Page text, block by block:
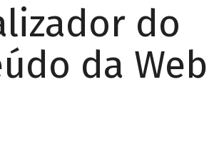
do
da Web